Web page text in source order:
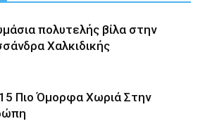
πολυτελής βίλα στην
Χαλκιδικής
Πιο Όμορφα Χωριά Στην